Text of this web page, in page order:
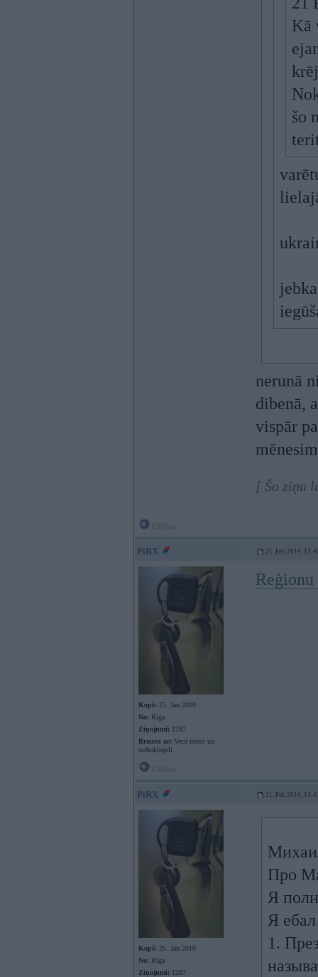
Kā
šo
nerunā
dibenā,
vispār
[ Šo ziņu
PiRX 21. Feb 2014,
Kopš: 25. Jan 2010
No: Rīga
Ziņojumi: 1287
Braucu ar: Vecu mersi un
turboķieģeli
Reģionu
PiRX 21. Feb 2014,
Kopš: 25. Jan 2010
No: Rīga
Ziņojumi: 1287
Про
Я
Я
1.